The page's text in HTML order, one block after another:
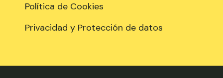
Política de Cookies
Privacidad y Protección de datos